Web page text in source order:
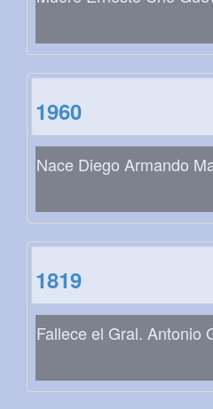
1960
Nace Diego Armando
1819
Fallece el Gral. Antonio